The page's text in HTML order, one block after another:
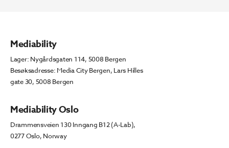
Mediability
Lager: Nygårdsgaten 114, 5008 Bergen
Besøksadresse: Media City Bergen, Lars Hilles
gate 30, 5008 Bergen
Mediability Oslo
Drammensveien 130 Inngang B12 (A-Lab),
0277 Oslo, Norway